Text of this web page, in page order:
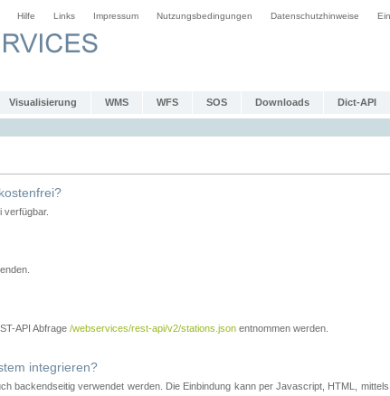
Hilfe Links Impressum Nutzungsbedingungen Datenschutzhinweise
Visualisierung WMS WFS SOS Downloads Dict-API
verfügbar.
API Abfrage /webservices/rest-api/v2/stations.json entnommen werden.
integrieren?
backendseitig verwendet werden. Die Einbindung kann per Javascript, HTML,